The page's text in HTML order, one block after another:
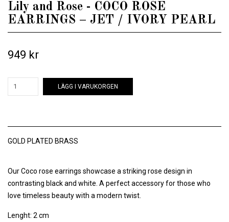
Lily and Rose - COCO ROSE
EARRINGS – JET / IVORY PEARL
949 kr
LÄGG I VARUKORGEN
GOLD PLATED BRASS
Our Coco rose earrings showcase a striking rose design in
contrasting black and white. A perfect accessory for those who
love timeless beauty with a modern twist.
Lenght: 2 cm